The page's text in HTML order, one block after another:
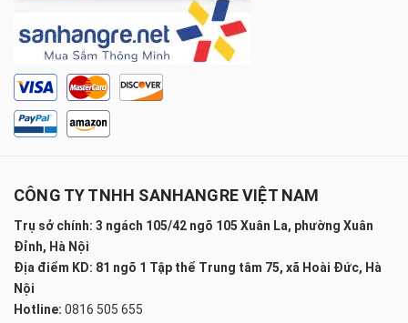
CÔNG TY TNHH SANHANGRE VIỆT NAM
Trụ sở chính: 3 ngách 105/42 ngõ 105 Xuân La, phường Xuân
Đỉnh, Hà Nội
Địa điểm KD: 81 ngõ 1 Tập thể Trung tâm 75, xã Hoài Đức, Hà
Nội
Hotline: 0816 505 655